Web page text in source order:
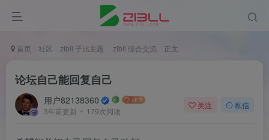
首页 社区 zibll 子比主题 zibll 综合交流 正文
论坛自己能回复自己
用户82138360
3年前更新 179次阅读
关注 私信